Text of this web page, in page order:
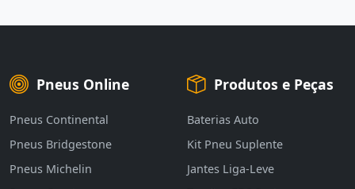
Pneus Online
Pneus Continental
Pneus Bridgestone
Pneus Michelin
Produtos e Peças
Baterias Auto
Kit Pneu Suplente
Jantes Liga-Leve